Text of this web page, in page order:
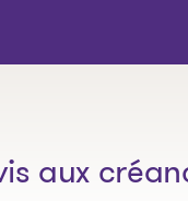
aux